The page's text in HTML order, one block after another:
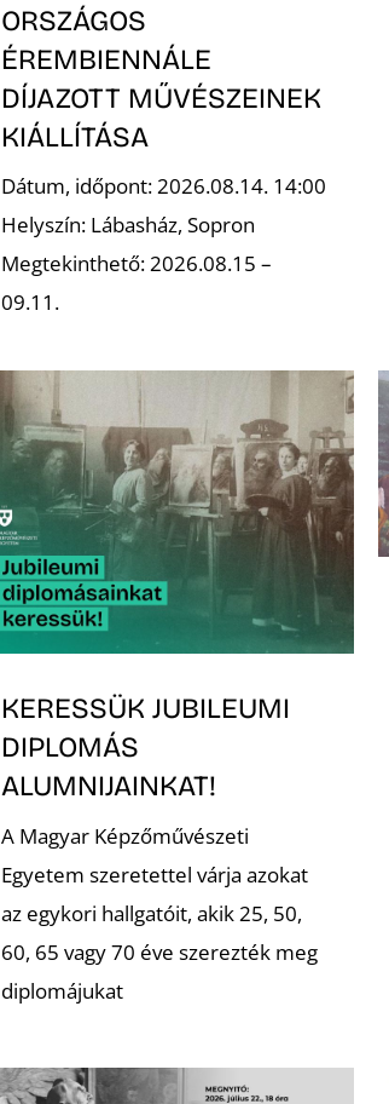
ORSZÁGOS
ÉREMBIENNÁLE
DÍJAZOTT MŰVÉSZEINEK
KIÁLLÍTÁSA
Dátum, időpont: 2026.08.14. 14:00
Helyszín: Lábasház, Sopron
Megtekinthető: 2026.08.15 –
09.11.
KERESSÜK JUBILEUMI
DIPLOMÁS
ALUMNIJAINKAT!
A Magyar Képzőművészeti
Egyetem szeretettel várja azokat
az egykori hallgatóit, akik 25, 50,
60, 65 vagy 70 éve szerezték meg
diplomájukat